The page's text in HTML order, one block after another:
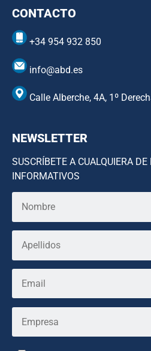
CONTACTO
+34 954 932 850
info@abd.es
Calle Alberche, 4A, 1º
NEWSLETTER
SUSCRÍBETE A CUALQUIERA
INFORMATIVOS